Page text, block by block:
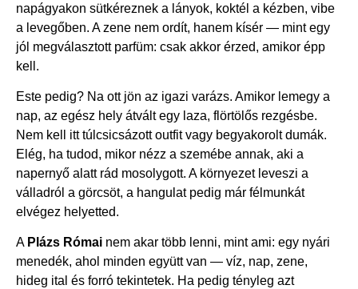
napágyakon sütkéreznek a lányok, koktél a kézben, vibe
a levegőben. A zene nem ordít, hanem kísér — mint egy
jól megválasztott parfüm: csak akkor érzed, amikor épp
kell.
Este pedig? Na ott jön az igazi varázs. Amikor lemegy a
nap, az egész hely átvált egy laza, flörtölős rezgésbe.
Nem kell itt túlcsicsázott outfit vagy begyakorolt dumák.
Elég, ha tudod, mikor nézz a szemébe annak, aki a
napernyő alatt rád mosolygott. A környezet leveszi a
válladról a görcsöt, a hangulat pedig már félmunkát
elvégez helyetted.
A Plázs Római nem akar több lenni, mint ami: egy nyári
menedék, ahol minden együtt van — víz, nap, zene,
hideg ital és forró tekintetek. Ha pedig tényleg azt